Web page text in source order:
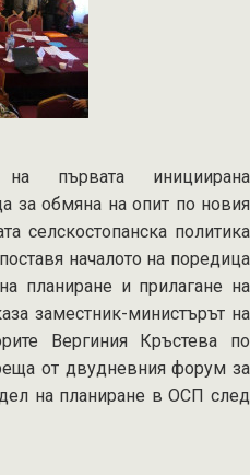
първата инициирана
за обмяна на опит по новия
селскостопанска политика
началото на поредица
планиране и прилагане на
заместник-министърът на
Вергиния Кръстева по
от двудневния форум за
на планиране в ОСП след